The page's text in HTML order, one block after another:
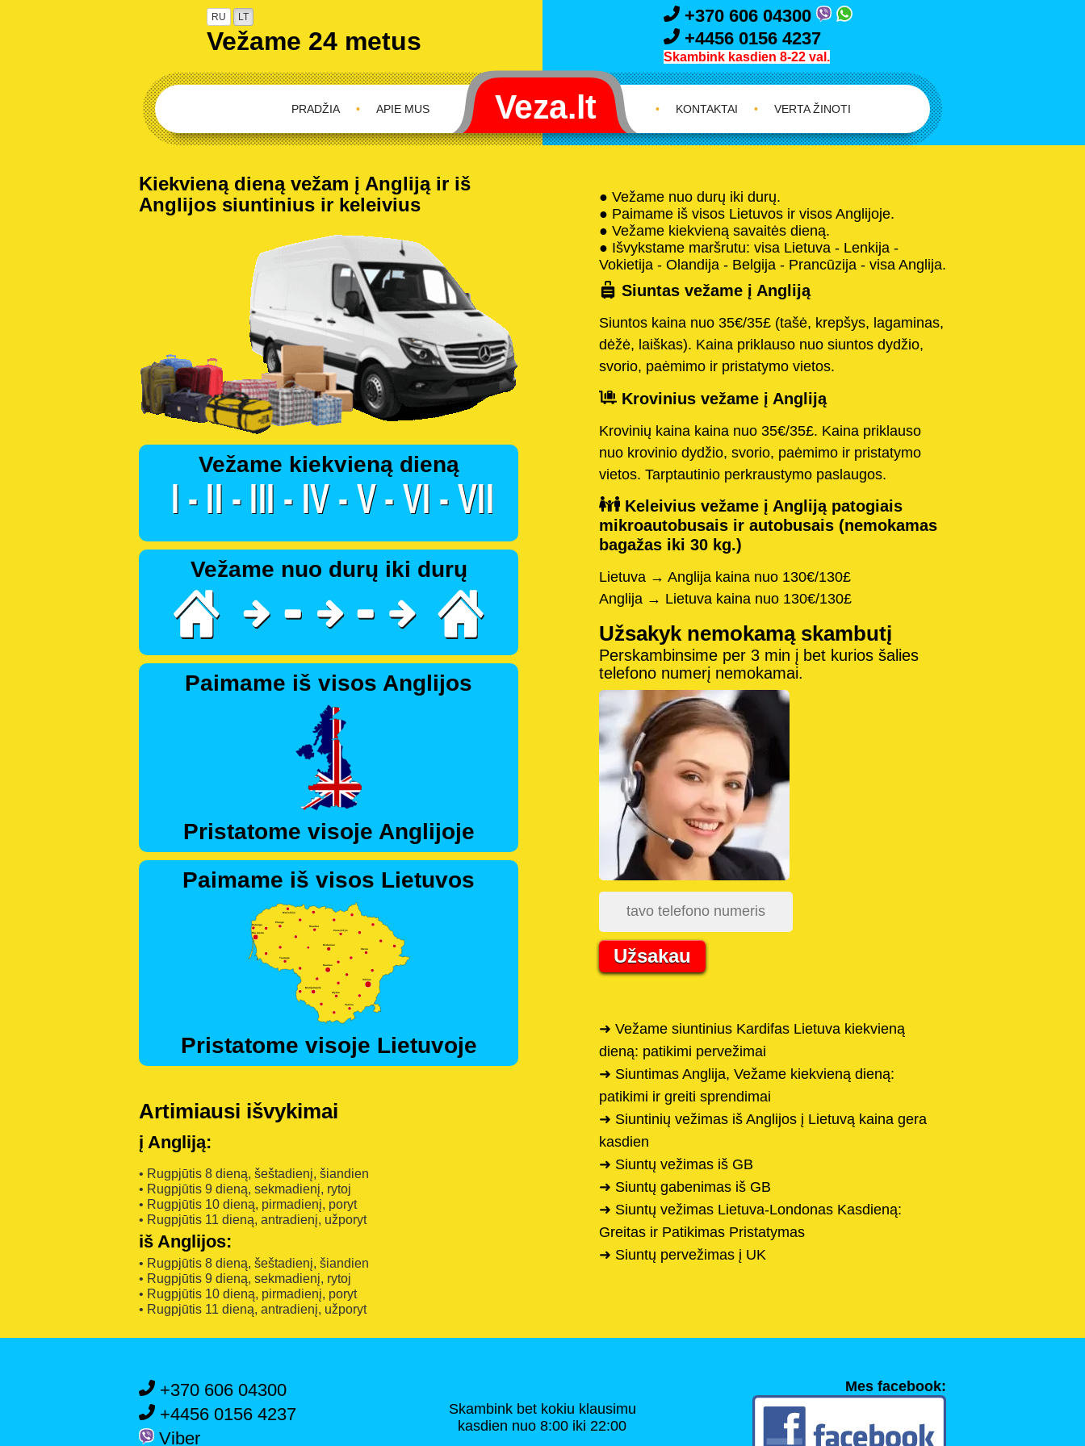
RU LT
Vežame 24 metus
+370 606 04300
+4456 0156 4237
Skambink kasdien 8-22 val.
APIE MUS
•
PRADŽIA • KONTAKTAI • VERTA ŽINOTI
Kiekvieną dieną vežam į Angliją ir iš
Anglijos siuntinius ir keleivius
Vežame kiekvieną dieną
Vežame nuo durų iki durų
Paimame iš visos Anglijos
Pristatome visoje Anglijoje
Paimame iš visos Lietuvos
Pristatome visoje Lietuvoje
Artimiausi išvykimai
į Angliją:
• Rugpjūtis 8 dieną, šeštadienį, šiandien
• Rugpjūtis 9 dieną, sekmadienį, rytoj
• Rugpjūtis 10 dieną, pirmadienį, poryt
• Rugpjūtis 11 dieną, antradienį, užporyt
iš Anglijos:
• Rugpjūtis 8 dieną, šeštadienį, šiandien
• Rugpjūtis 9 dieną, sekmadienį, rytoj
• Rugpjūtis 10 dieną, pirmadienį, poryt
• Rugpjūtis 11 dieną, antradienį, užporyt
● Vežame nuo durų iki durų.
● Paimame iš visos Lietuvos ir visos Anglijoje.
● Vežame kiekvieną savaitės dieną.
● Išvykstame maršrutu: visa Lietuva - Lenkija -
Vokietija - Olandija - Belgija - Prancūzija - visa Anglija.
Siuntas vežame į Angliją
Siuntos kaina nuo 35€/35£ (tašė, krepšys, lagaminas,
dėžė, laiškas). Kaina priklauso nuo siuntos dydžio,
svorio, paėmimo ir pristatymo vietos.
Krovinius vežame į Angliją
Krovinių kaina kaina nuo 35€/35£. Kaina priklauso
nuo krovinio dydžio, svorio, paėmimo ir pristatymo
vietos. Tarptautinio perkraustymo paslaugos.
Keleivius vežame į Angliją patogiais
mikroautobusais ir autobusais (nemokamas
bagažas iki 30 kg.)
Lietuva → Anglija kaina nuo 130€/130£
Anglija → Lietuva kaina nuo 130€/130£
Užsakyk nemokamą skambutį
Perskambinsime per 3 min į bet kurios šalies
telefono numerį nemokamai.
Užsakau
➜ Vežame siuntinius Kardifas Lietuva kiekvieną
dieną: patikimi pervežimai
➜ Siuntimas Anglija, Vežame kiekvieną dieną:
patikimi ir greiti sprendimai
➜ Siuntinių vežimas iš Anglijos į Lietuvą kaina gera
kasdien
➜ Siuntų vežimas iš GB
➜ Siuntų gabenimas iš GB
➜ Siuntų vežimas Lietuva-Londonas Kasdieną:
Greitas ir Patikimas Pristatymas
➜ Siuntų pervežimas į UK
+370 606 04300
+4456 0156 4237
Viber
Skambink bet kokiu klausimu
kasdien nuo 8:00 iki 22:00
Mes facebook: